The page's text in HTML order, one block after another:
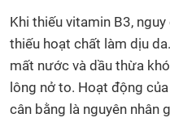
Khi thiếu vitamin B3,
thiếu hoạt chất làm dịu
mất nước và dầu thừa
lông nở to. Hoạt động
cân bằng là nguyên nhân